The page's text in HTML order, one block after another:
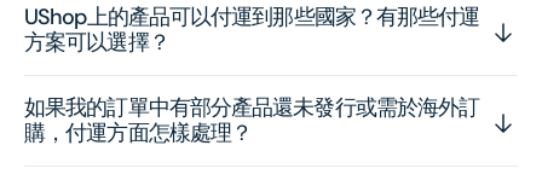
UShop上的產品可以付運到那些國家？有那些付運
方案可以選擇？
如果我的訂單中有部分產品還未發行或需於海外訂
購，付運方面怎樣處理？